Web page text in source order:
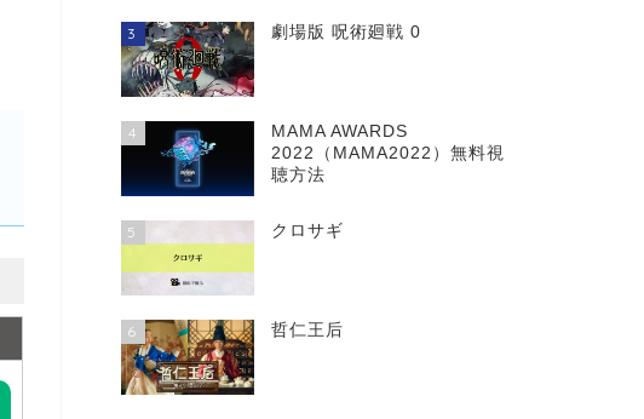
3 劇場版 呪術廻戦 0
4
MAMA AWARDS
2022（MAMA2022）無料視
聴方法
5 クロサギ
6 哲仁王后